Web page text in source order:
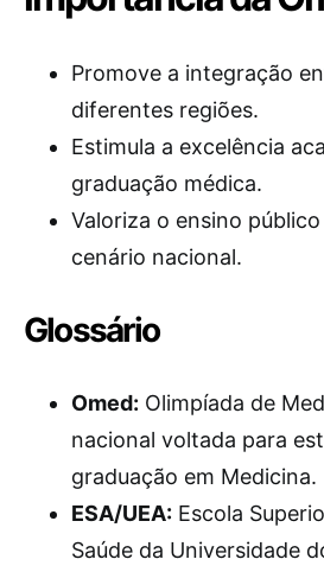
Promove a integração
diferentes regiões.
Estimula a excelência
graduação médica.
Valoriza o ensino
cenário nacional.
Glossário
Omed: Olimpíada de
nacional voltada para
graduação em Medicina.
ESA/UEA: Escola
Saúde da Universidade